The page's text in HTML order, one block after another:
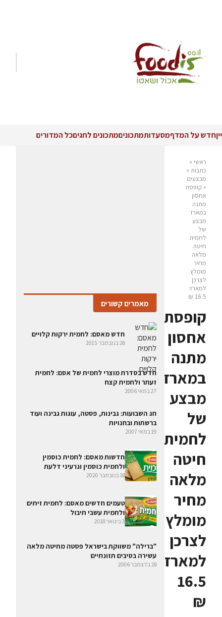
ייןחדש על המדףמסעדותמתכוניםמתכונים לחגיםכל המדורים
ראשי »
כתבות »
מבצעים
» קופסת
אחסון
מתנה
במארז
מבצע
של
לחמית
חיטה
מלאה
מחיר
מומלץ
לצרכן
למארז:
16.5 ₪
קופסת
אחסון
מתנה
במארז
מבצע
של
לחמית
חיטה
מלאה
מחיר
מומלץ
לצרכן
למארז:
16.5
₪
מאמרים קשורים
חדש מאסם: לחמית ירקות קלויים
28 בנובמבר 2015
חדש בסדרת מוצרי לחמית של אסם: לחמית
זעתר ולחמית קצח
27 במאי 2006
חג השבועות: גבינות, פסטה, עוגות גבינה ועוד
ברשתות ובחנויות
19 במאי 2007
חדשות מאסם: לחמית כוסמין
ולחמית כוסמין וגרעיני דלעת
18 בנובמבר 2020
טעמים חדשים מאסם: לחמית זיתים
ולחמית עשבי תיבול
3 בינואר 2018
"ברילה" משווקת בישראל פסטה מחיטה מלאה
עשירה בסיבים תזונתיים
28 בדצמבר 2006